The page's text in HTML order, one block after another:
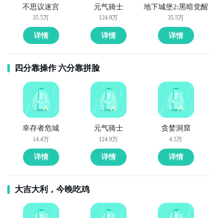
不思议迷宫
35.5万
详情
元气骑士
124.9万
详情
地下城堡2:黑暗觉醒
35.5万
详情
四分靠操作 六分靠拼脸
幸存者危城
14.4万
详情
元气骑士
124.9万
详情
贪婪洞窟
4.5万
详情
大吉大利，今晚吃鸡